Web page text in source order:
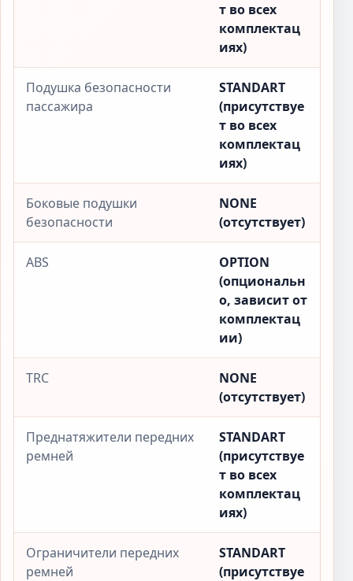
т во всех
комплектац
иях)
Подушка безопасности
пассажира
STANDART
(присутствуе
т во всех
комплектац
иях)
Боковые подушки
безопасности
NONE
(отсутствует)
ABS
OPTION
(опциональн
о, зависит от
комплектац
ии)
TRC
NONE
(отсутствует)
Преднатяжители передних
ремней
STANDART
(присутствуе
т во всех
комплектац
иях)
Ограничители передних
ремней
STANDART
(присутствуе